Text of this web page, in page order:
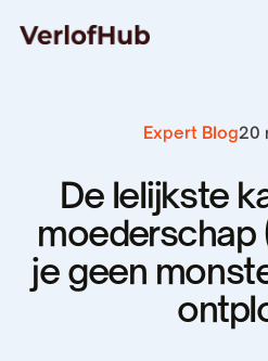
Expert Blog20
De lelijkste
moederschap
je geen